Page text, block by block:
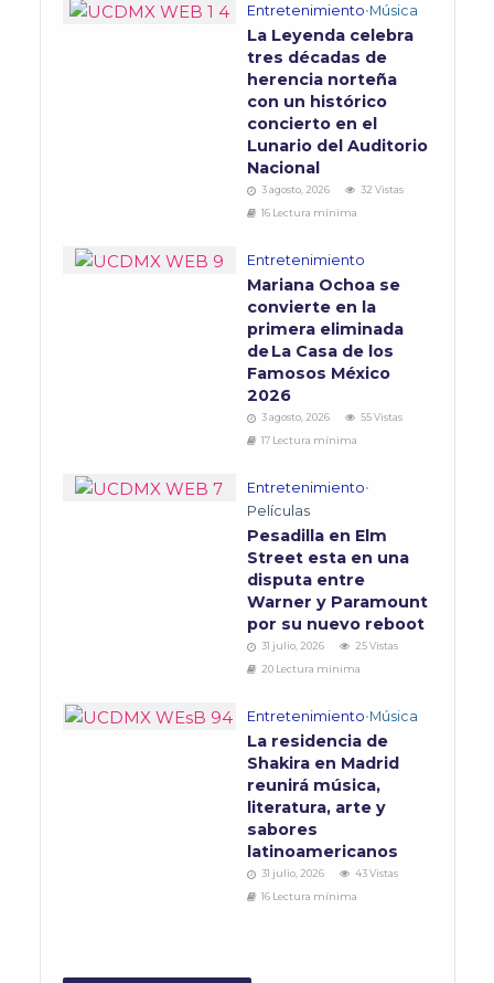
Entretenimiento•Música
La Leyenda celebra
tres décadas de
herencia norteña
con un histórico
concierto en el
Lunario del Auditorio
Nacional
3 agosto, 2026
32 Vistas
16 Lectura mínima
Entretenimiento
Mariana Ochoa se
convierte en la
primera eliminada
de La Casa de los
Famosos México
2026
3 agosto, 2026
55 Vistas
17 Lectura mínima
Entretenimiento•
Películas
Pesadilla en Elm
Street esta en una
disputa entre
Warner y Paramount
por su nuevo reboot
31 julio, 2026
25 Vistas
20 Lectura mínima
Entretenimiento•Música
La residencia de
Shakira en Madrid
reunirá música,
literatura, arte y
sabores
latinoamericanos
31 julio, 2026
43 Vistas
16 Lectura mínima